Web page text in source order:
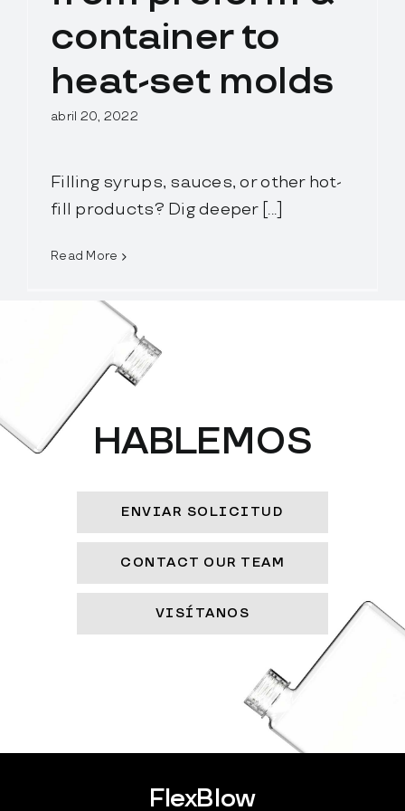
Hablemos
container to
heat-set molds
abril 20, 2022
Filling syrups, sauces, or other hot-
fill products? Dig deeper [...]
Read More
HABLEMOS
ENVIAR SOLICITUD
CONTACT OUR TEAM
VISÍTANOS
FlexBlow